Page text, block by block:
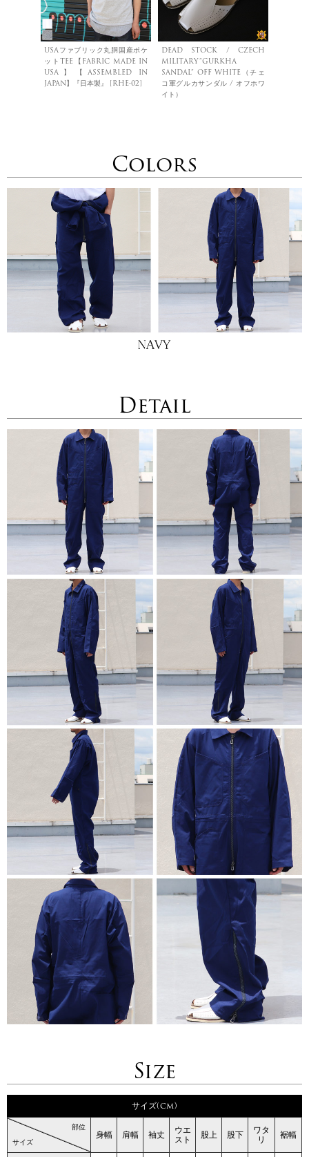
USAファブリック丸胴国産ポケ
ットTEE【FABRIC MADE IN
USA】【ASSEMBLED IN
JAPAN】『日本製』 [RHE-02]
DEAD STOCK / CZECH
MILITARY”GURKHA
SANDAL” OFF WHITE（チェ
コ軍グルカサンダル / オフホワ
イト）
Colors
Detail
Size
サイズ(cm)
サイズ
部位
身幅 肩幅 袖丈 ウエ
スト 股上 股下 ワタ
リ 裾幅